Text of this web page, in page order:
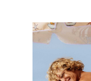
Telli mare
Telli mare
Telo mare
Pareo